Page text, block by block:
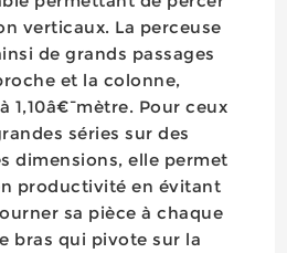
verticaux. La perceuse
de grands passages
et la colonne,
1,10â€¯mètre. Pour ceux
séries sur des
dimensions, elle permet
productivité en évitant
sa pièce à chaque
bras qui pivote sur la